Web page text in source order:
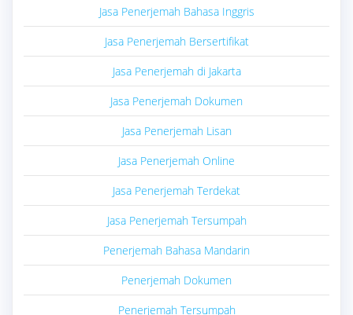
Jasa Penerjemah Bahasa Inggris
Jasa Penerjemah Bersertifikat
Jasa Penerjemah di Jakarta
Jasa Penerjemah Dokumen
Jasa Penerjemah Lisan
Jasa Penerjemah Online
Jasa Penerjemah Terdekat
Jasa Penerjemah Tersumpah
Penerjemah Bahasa Mandarin
Penerjemah Dokumen
Penerjemah Tersumpah